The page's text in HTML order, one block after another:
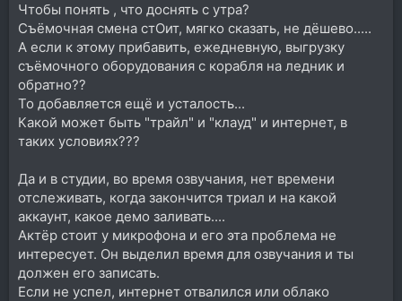
Чтобы понять , что доснять с утра?
Съёмочная смена стОит, мягко сказать, не дёшево.....
А если к этому прибавить, ежедневную, выгрузку
съёмочного оборудования с корабля на ледник и
обратно??
То добавляется ещё и усталость...
Какой может быть "трайл" и "клауд" и интернет, в
таких условиях???
Да и в студии, во время озвучания, нет времени
отслеживать, когда закончится триал и на какой
аккаунт, какое демо заливать....
Актёр стоит у микрофона и его эта проблема не
интересует. Он выделил время для озвучания и ты
должен его записать.
Если не успел, интернет отвалился или облако